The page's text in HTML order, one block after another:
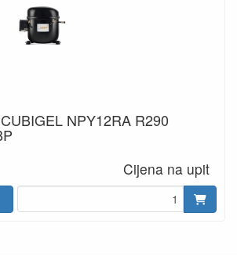
NPY12RA R290
Cijena na upit